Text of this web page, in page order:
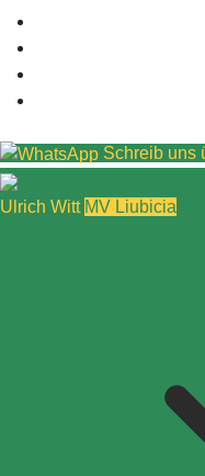
Schreib uns
Ulrich Witt MV Liubicia